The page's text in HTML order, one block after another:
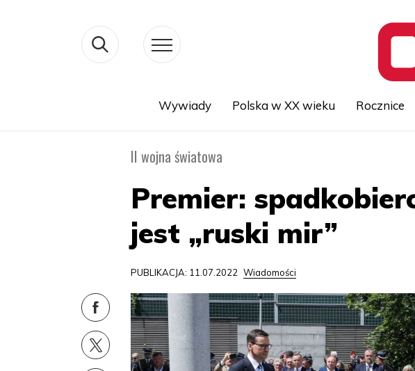
Wywiady Polska w XX wieku Rocznice
II wojna światowa
Premier:
jest „ruski mir”
PUBLIKACJA: 11.07.2022 Wiadomości